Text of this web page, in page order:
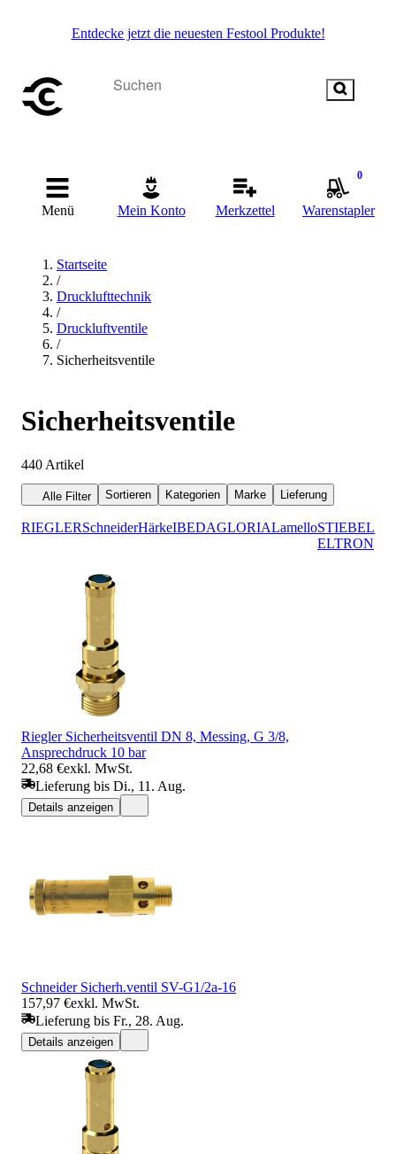
Entdecke jetzt die neuesten Festool Produkte!
Menü Mein Konto Merkzettel
0
Warenstapler
Startseite
/
Drucklufttechnik
/
Druckluftventile
/
Sicherheitsventile
Sicherheitsventile
440 Artikel
Alle Filter Sortieren Kategorien Marke Lieferung
RIEGLERSchneiderHärkeIBEDAGLORIALamelloSTIEBEL
ELTRON
Riegler Sicherheitsventil DN 8, Messing, G 3/8,
Ansprechdruck 10 bar
22,68 €exkl. MwSt.
Lieferung bis Di., 11. Aug.
Details anzeigen
Schneider Sicherh.ventil SV-G1/2a-16
157,97 €exkl. MwSt.
Lieferung bis Fr., 28. Aug.
Details anzeigen